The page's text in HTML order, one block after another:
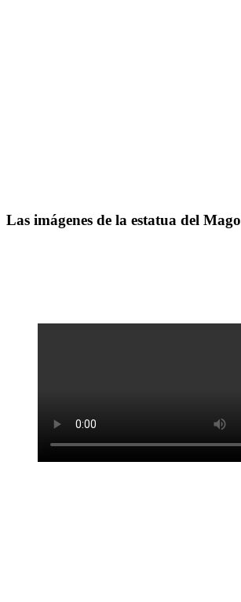
Las imágenes de la estatua del Mago